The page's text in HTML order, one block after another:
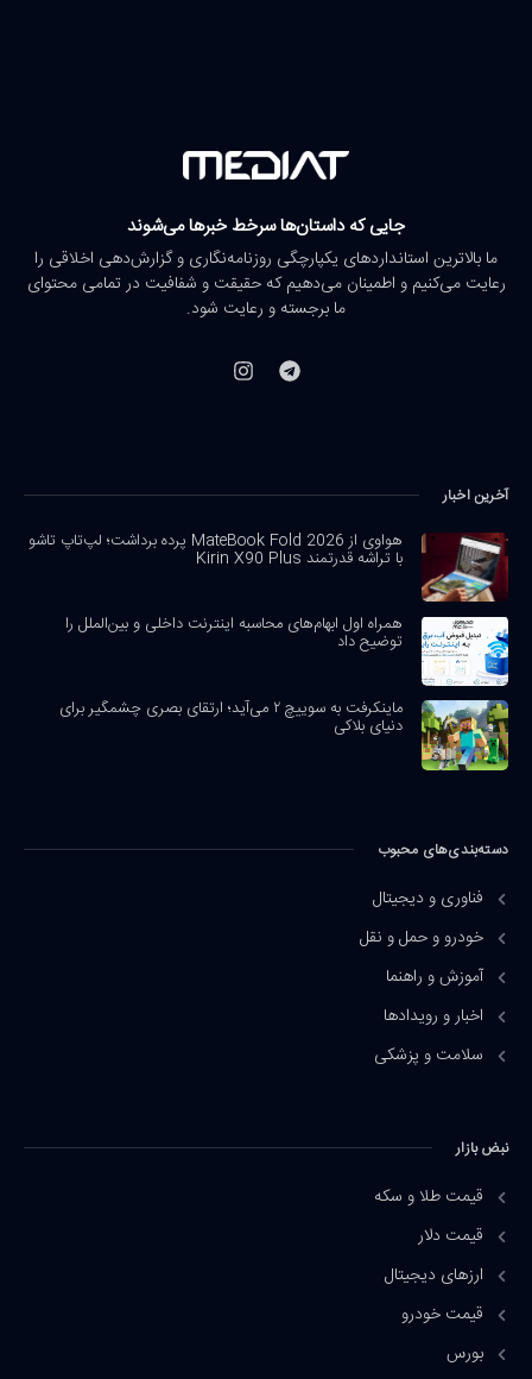
جایی که داستان‌ها سرخط خبرها می‌شوند
ما بالاترین استانداردهای یکپارچگی روزنامه‌نگاری و گزارش‌دهی اخلاقی را
رعایت می‌کنیم و اطمینان می‌دهیم که حقیقت و شفافیت در تمامی محتوای
ما برجسته و رعایت شود.
آخرین اخبار
هواوی از MateBook Fold 2026 پرده برداشت؛ لپ‌تاپ تاشو
با تراشه قدرتمند Kirin X90 Plus
همراه اول ابهام‌های محاسبه اینترنت داخلی و بین‌الملل را
توضیح داد
ماینکرفت به سوییچ ۲ می‌آید؛ ارتقای بصری چشمگیر برای
دنیای بلاکی
دسته‌بندی‌های محبوب
فناوری و دیجیتال
خودرو و حمل و نقل
آموزش و راهنما
اخبار و رویدادها
سلامت و پزشکی
نبض بازار
قیمت طلا و سکه
قیمت دلار
ارزهای دیجیتال
قیمت خودرو
بورس